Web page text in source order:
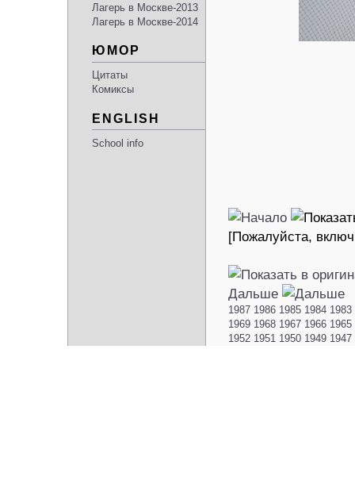
Лагерь в Москве-2013
Лагерь в Москве-2014
ЮМОР
Цитаты
Комиксы
ENGLISH
School info
[Пожалуйста,
Дальше
1987 1986 1985 1984 1983
1969 1968 1967 1966 1965
1952 1951 1950 1949 1947